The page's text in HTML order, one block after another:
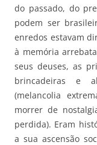
do passado, do
podem ser
enredos estavam
à memória
seus deuses, as
brincadeiras e
(melancolia
morrer de
perdida). Eram
a sua ascensão